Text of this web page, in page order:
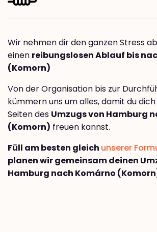
Wir nehmen dir den ganzen Stress
einen reibungslosen Ablauf bis
(Komorn)
Von der Organisation bis zur
kümmern uns um alles, damit du
Seiten des Umzugs von Hamburg
(Komorn) freuen kannst.
Füll am besten gleich unserer
planen wir gemeinsam deinen
Hamburg nach Komárno